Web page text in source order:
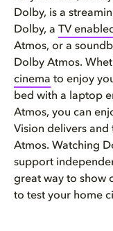
Dolby, is a
Dolby, a TV
Atmos, or a
Dolby Atmos.
cinema to enjoy
bed with a laptop
Atmos, you can
Vision delivers
Atmos. Watching
support
great way to show
to test your home